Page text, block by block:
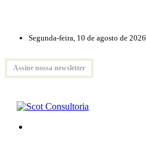
Segunda-feira, 10 de agosto de 2026
Assine nossa newsletter